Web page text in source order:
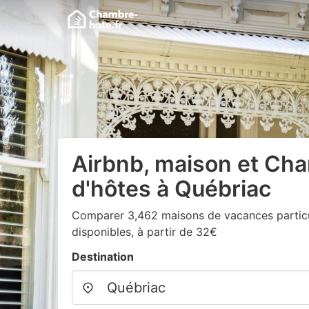
Airbnb, maison et
d'hôtes à Québriac
Comparer 3,462 maisons de vacances
disponibles, à partir de 32€
Destination